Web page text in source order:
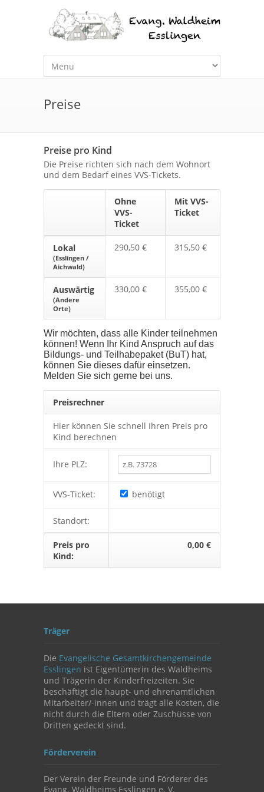
Preise
Preise pro Kind
Die Preise richten sich nach dem Wohnort
und dem Bedarf eines VVS-Tickets.
Ohne
VVS-
Ticket
Mit VVS-
Ticket
Lokal
(Esslingen /
Aichwald)
290,50 € 315,50 €
Auswärtig
(Andere
Orte)
330,00 € 355,00 €
Wir möchten, dass alle Kinder teilnehmen
können! Wenn Ihr Kind Anspruch auf das
Bildungs- und Teilhabepaket (BuT) hat,
können Sie dieses dafür einsetzen.
Melden Sie sich gerne bei uns.
Preisrechner
Hier können Sie schnell Ihren Preis pro
Kind berechnen
Ihre PLZ:
VVS-Ticket: benötigt
Standort:
Preis pro
Kind:
0,00 €
Träger
Die Evangelische Gesamtkirchengemeinde
Esslingen ist Eigentümerin des Waldheims
und Trägerin der Kinderfreizeiten. Sie
beschäftigt die haupt- und ehrenamtlichen
Mitarbeiter/-innen und trägt alle Kosten, die
nicht durch die Eltern oder Zuschüsse von
Dritten gedeckt sind.
Förderverein
Der Verein der Freunde und Förderer des
Evang. Waldheims Esslingen e. V.